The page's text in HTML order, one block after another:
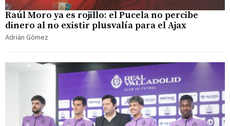
Raúl Moro ya es rojillo: el Pucela no percibe
dinero al no existir plusvalía para el Ajax
Adrián Gómez